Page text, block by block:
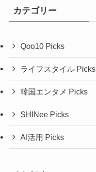
カテゴリー
Qoo10 Picks
ライフスタイル Picks
韓国エンタメ Picks
SHINee Picks
AI活用 Picks